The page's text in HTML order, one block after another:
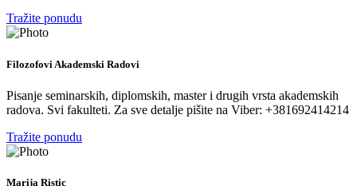
Tražite ponudu
Filozofovi Akademski Radovi
Pisanje seminarskih, diplomskih, master i drugih vrsta akademskih
radova. Svi fakulteti. Za sve detalje pišite na Viber: +381692414214
Tražite ponudu
Marija Ristic